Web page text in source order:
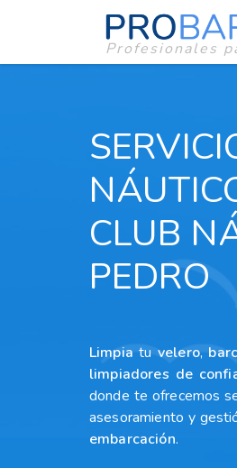
Profesionales
CLUB
PEDRO
Limpia tu velero,
limpiadores de
donde te ofrecemos
asesoramiento y
embarcación.